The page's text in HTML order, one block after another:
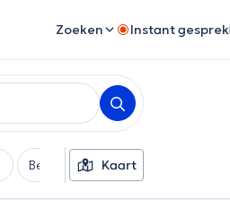
Zoeken Instant gesprek
BetaalmethodeKaart